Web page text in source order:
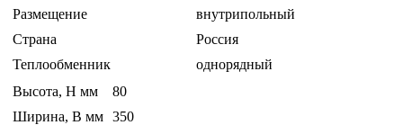
Размещение
внутрипольный
Страна
Россия
Теплообменник
однорядный
Высота, H мм
80
Ширина, B мм 350